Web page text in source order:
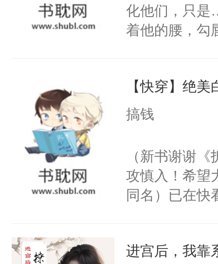
化他们，只是
着他的腰，勾
来，给老公
用力——为你
【快穿】绝
搞钱
（新书谢谢
攻慎入！希望
同名）已在快
成为所有白莲
进宫后，我靠